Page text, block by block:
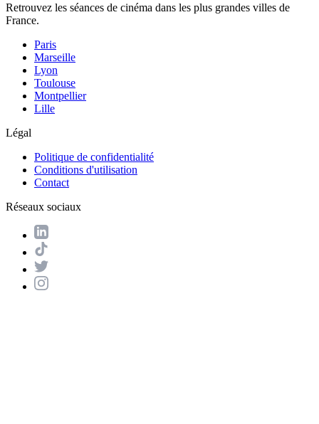
Retrouvez les séances de cinéma dans les plus grandes villes de
France.
Paris
Marseille
Lyon
Toulouse
Montpellier
Lille
Légal
Politique de confidentialité
Conditions d'utilisation
Contact
Réseaux sociaux